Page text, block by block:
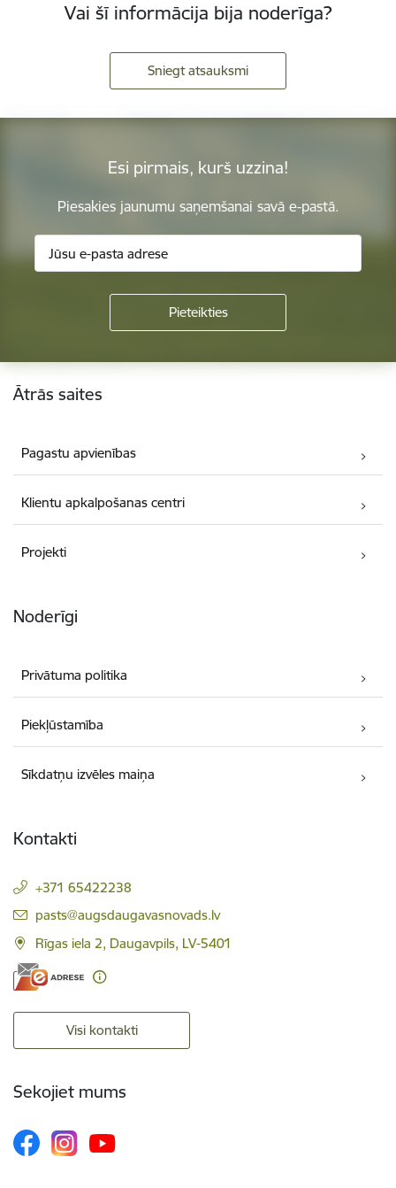
Vai šī informācija bija noderīga?
Sniegt atsauksmi
Esi pirmais, kurš uzzina!
Piesakies jaunumu saņemšanai savā e-pastā.
Kājene
Ātrās saites
Pagastu apvienības
Klientu apkalpošanas centri
Projekti
Noderīgi
Privātuma politika
Piekļūstamība
Sīkdatņu izvēles maiņa
Kontakti
+371 65422238
E-pasts:
pasts@augsdaugavasnovads.lv
Rīgas iela 2, Daugavpils, LV-5401
Visi kontakti
Sekojiet mums